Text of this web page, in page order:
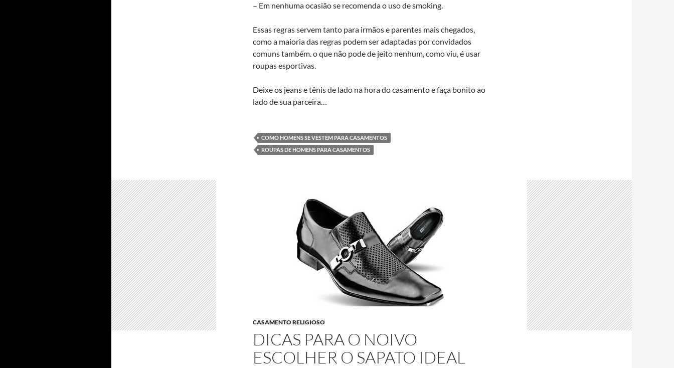
– Em nenhuma ocasião se recomenda o uso de smoking.
Essas regras servem tanto para irmãos e parentes mais chegados,
como a maioria das regras podem ser adaptadas por convidados
comuns também. o que não pode de jeito nenhum, como viu, é usar
roupas esportivas.
Deixe os jeans e tênis de lado na hora do casamento e faça bonito ao
lado de sua parceira…
COMO HOMENS SE VESTEM PARA CASAMENTOS
ROUPAS DE HOMENS PARA CASAMENTOS
CASAMENTO RELIGIOSO
DICAS PARA O NOIVO
ESCOLHER O SAPATO IDEAL